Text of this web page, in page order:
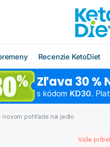
O radoch KetoDiet
Čo jesť po diéte
Časté otázky
Schudnite s odborníkom
Recenzie KetoDiet
Všetky
Keto
kroku
Zľava 30 %
s kódom KD30.
novom pohľade na jedlo
Vaše